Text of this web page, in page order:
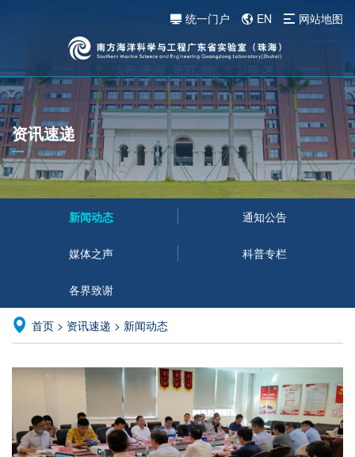
统一门户 EN 网站地图
资讯速递
新闻动态 通知公告
媒体之声 科普专栏
各界致谢
首页 > 资讯速递 > 新闻动态